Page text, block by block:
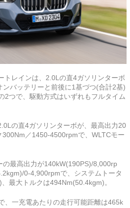
トレインは、2.0Lの直4ガソリンターボ
ンバッテリーと前後に1基づつ(合計2基)
2つで、駆動方式はいずれもフルタイム
の直4ガソリンターボが、最高出力20
／1450-4500rpmで、WLTCモー
最高出力が140kW(190PS)/8,000rp
0-4,900rpmで、システムトータ
最大トルクは494Nm(50.4kgm)。
、一充電あたりの走行可能距離は465k